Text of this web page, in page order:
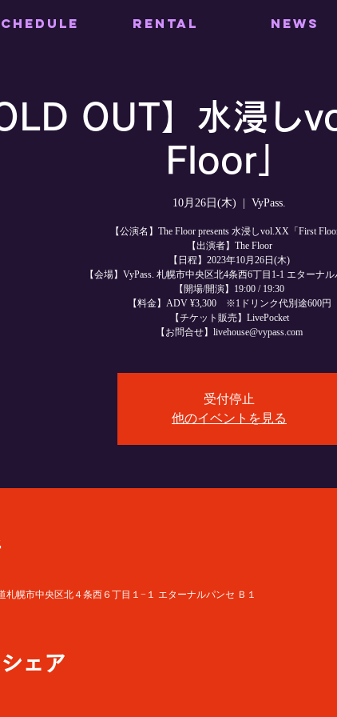
RENTAL NEWS
OUT】水浸し
Floor」
10月26日(木) VyPass.
【公演名】The Floor presents 水浸しvol.XX「First Floor
【出演者】The Floor
【日程】2023年10月26日(木)
【会場】VyPass. 札幌市中央区北4条西6丁目1-1 エターナ
【開場/開演】19:00 / 19:30
【料金】ADV ¥3,300 ※1ドリンク代別途600円
【チケット販売】LivePocket
【お問合せ】livehouse@vypass.com
受付停止
他のイベントを見る
札幌市中央区北４条西６丁目１−１ エターナルパンセ Ｂ１
ェア